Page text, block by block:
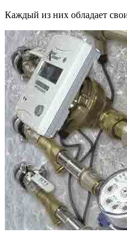
Каждый из них обладает